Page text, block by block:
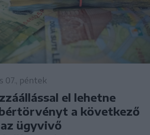
07., péntek
el lehetne
a következő
ügyvivő